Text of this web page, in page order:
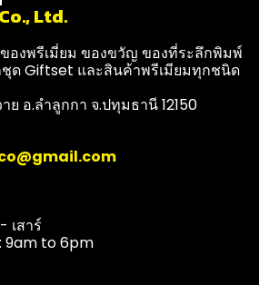
Ltd.
องพรีเมี่ยม ของขวัญ ของที่ระลึกพิมพ์
ด Giftset และสินค้าพรีเมียมทุกชนิด
อ.ลำลูกกา จ.ปทุมธานี 12150
เสาร์
9am to 6pm